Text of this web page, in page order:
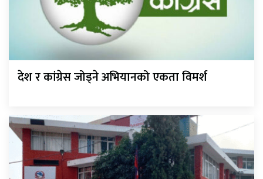
देश र कांग्रेस जोड्ने अभियानको एकता विमर्श